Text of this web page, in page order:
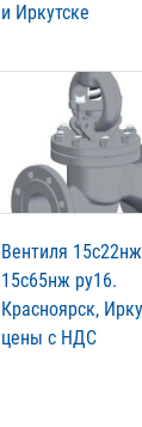
и Иркутске
Вентиля
15с65нж ру16.
Красноярск,
цены с НДС